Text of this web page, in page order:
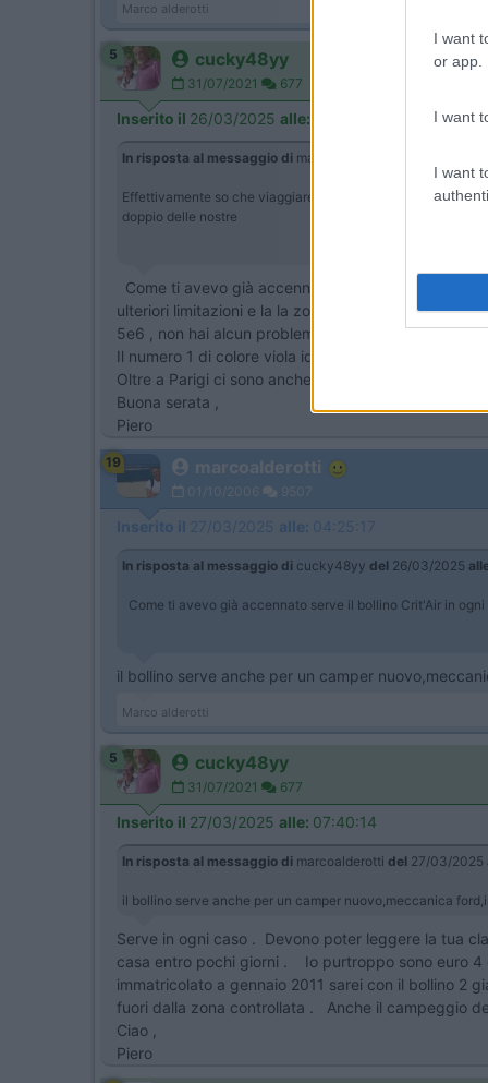
I want
or app.
I want
I want
Marco alderotti
5 cucky48yy
31/07/2021 677
Inserito il 26/03/2025 alle:
In risposta al messaggio di marcoalderotti
Effettivamente so che viaggiare per strada ci sottopone
doppio delle nostre
Come ti avevo già accennato serve il bollino
ulteriori limitazioni e la la zona è off-limit anche per
5e6 , non hai alcun problema .
Il numero 1 di colore viola identifica benzina euro
Oltre a Parigi ci sono anche altre città con
Buona serata ,
Piero
19 marcoalderotti
01/10/2006 9507
Inserito il 27/03/2025 alle: 04:25:17
In risposta al messaggio di cucky48yy del 26/03/2025
Come ti avevo già accennato serve il bollino Crit'Air in
il bollino serve anche per un camper
Marco alderotti
5 cucky48yy
31/07/2021 677
Inserito il 27/03/2025 alle: 07:40:14
In risposta al messaggio di marcoalderotti del 27/03/2025
il bollino serve anche per un camper nuovo,meccanica
Serve in ogni caso . Devono poter leggere la tua
casa entro pochi giorni . Io purtroppo sono euro 4
immatricolato a gennaio 2011 sarei con il bollino 2
fuori dalla zona controllata . Anche il campeggio
Ciao ,
Piero